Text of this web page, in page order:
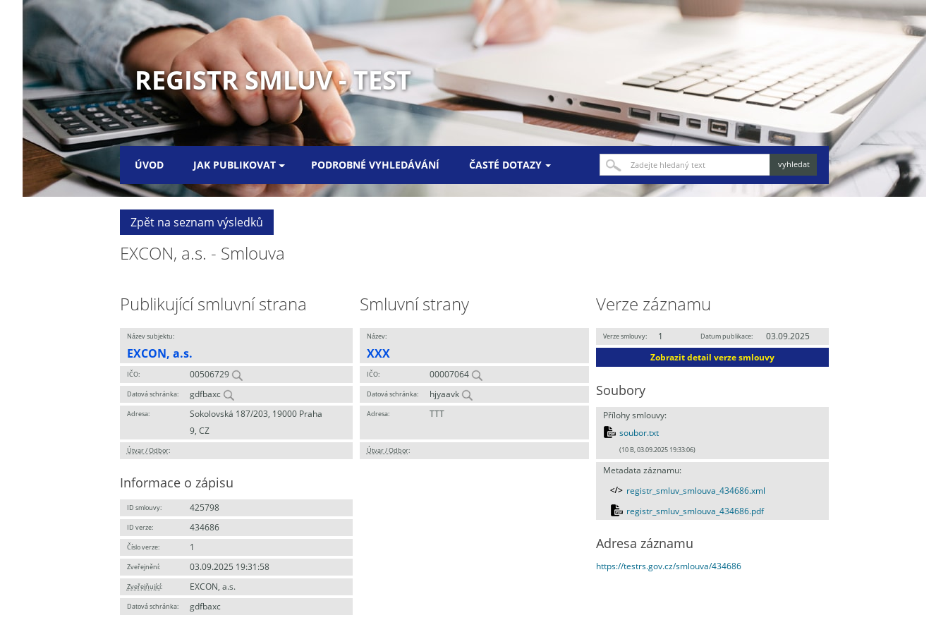
REGISTR SMLUV - TEST
ÚVOD JAK PUBLIKOVAT PODROBNÉ VYHLEDÁVÁNÍ ČASTÉ DOTAZY
Zpět na seznam výsledků
EXCON, a.s. - Smlouva
Publikující smluvní strana
Název subjektu:
EXCON, a.s.
IČO: 00506729
Datová schránka: gdfbaxc
Adresa:
Sokolovská 187/203, 19000 Praha
9, CZ
Útvar / Odbor:
Informace o zápisu
ID smlouvy: 425798
ID verze: 434686
Číslo verze: 1
Zveřejnění: 03.09.2025 19:31:58
Zveřejňující: EXCON, a.s.
Datová schránka: gdfbaxc
Smluvní strany
Název:
XXX
IČO: 00007064
Datová schránka: hjyaavk
Adresa: TTT
Útvar / Odbor:
Verze záznamu
Verze smlouvy: 1 Datum publikace:
03.09.2025
Zobrazit detail verze smlouvy
Soubory
Přílohy smlouvy:
soubor.txt
(10 B, 03.09.2025 19:33:06)
Metadata záznamu:
registr_smluv_smlouva_434686.xml
registr_smluv_smlouva_434686.pdf
Adresa záznamu
https://testrs.gov.cz/smlouva/434686